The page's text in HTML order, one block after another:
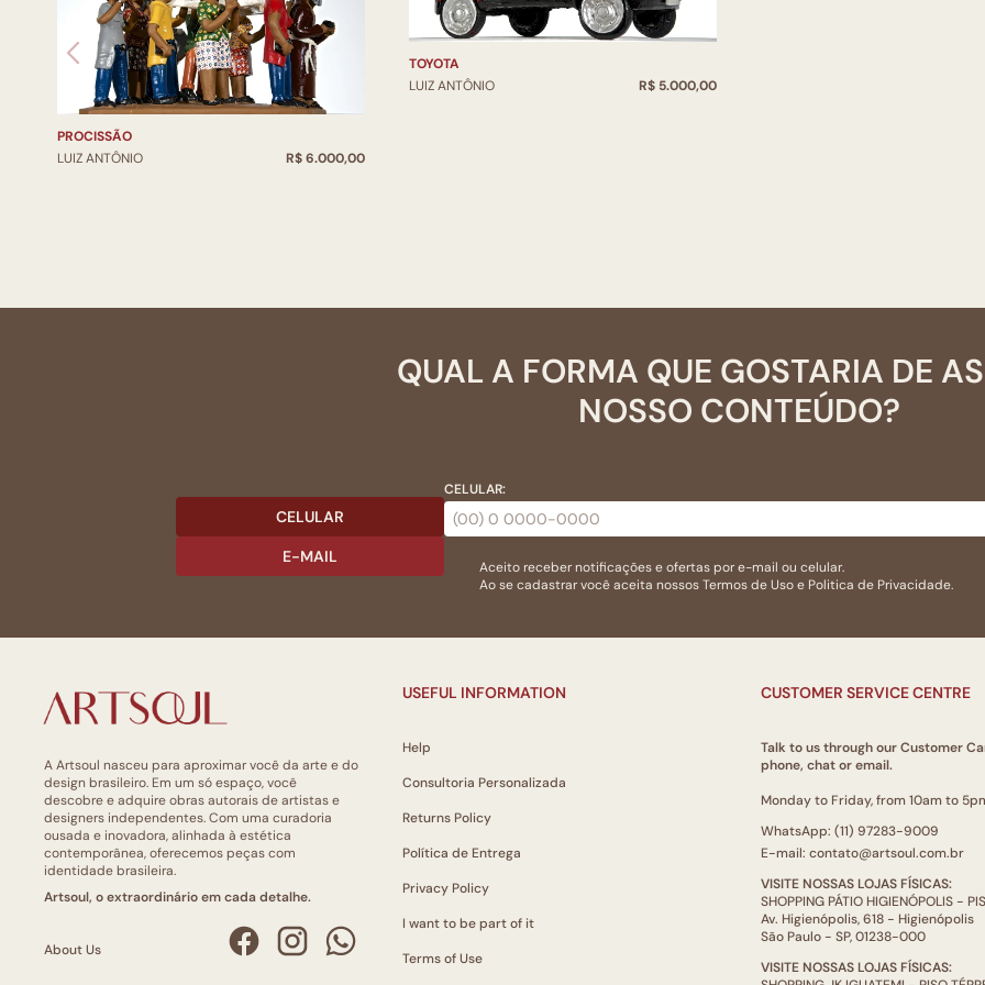
PROCISSÃO
LUIZ ANTÔNIO
R$ 6.000,00
TOYOTA
LUIZ ANTÔNIO
R$ 5.000,00
QUAL A FORMA QUE GOSTARIA DE
NOSSO CONTEÚDO?
CELULAR
E-MAIL
CELULAR:
Aceito receber notificações e ofertas por e-mail ou celular.
Ao se cadastrar você aceita nossosTermos de Usoe Politica de Privacidade.
A Artsoul nasceu para aproximar você da arte e do
design brasileiro. Em um só espaço, você
descobre e adquire obras autorais de artistas e
designers independentes. Com uma curadoria
ousada e inovadora, alinhada à estética
contemporânea, oferecemos peças com
identidade brasileira.
Artsoul, o extraordinário em cada detalhe.
About Us
USEFUL INFORMATION
Help
Consultoria Personalizada
Returns Policy
Política de Entrega
Privacy Policy
I want to be part of it
Terms of Use
CUSTOMER SERVICE CENTRE
Talk to us through our Customer
phone, chat or email.
Monday to Friday, from 10am to
WhatsApp: (11) 97283-9009
E-mail: contato@artsoul.com.br
VISITE NOSSAS LOJAS FÍSICAS:
SHOPPING PÁTIO HIGIENÓPOLIS -
Av. Higienópolis, 618 - Higienópolis
São Paulo - SP, 01238-000
VISITE NOSSAS LOJAS FÍSICAS: